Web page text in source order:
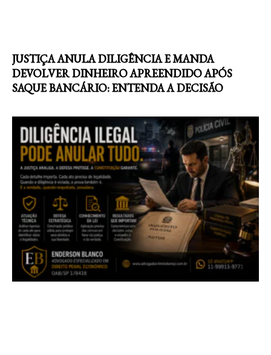
JUSTIÇA ANULA DILIGÊNCIA E MANDA
DEVOLVER DINHEIRO APREENDIDO APÓS
SAQUE BANCÁRIO: ENTENDA A DECISÃO